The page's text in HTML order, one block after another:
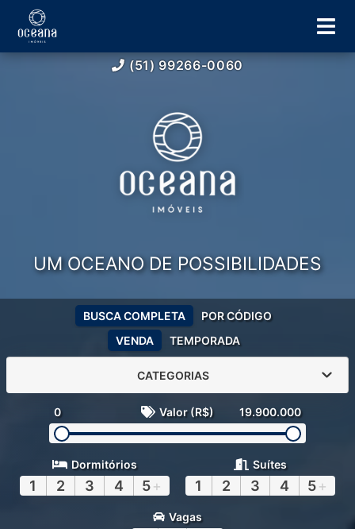
(51) 99266-0060
UM OCEANO DE POSSIBILIDADES
VENDA TEMPORADA
BUSCA COMPLETA POR CÓDIGO
CATEGORIAS
0 Valor (R$) 19.900.000
Dormitórios
1 2 3 4 5+
Suítes
1 2 3 4 5+
Vagas